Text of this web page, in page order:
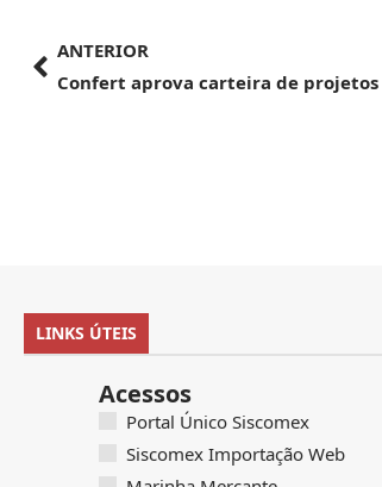
ANTERIOR
LINKS ÚTEIS
Acessos
Portal Único Siscomex
Siscomex Importação Web